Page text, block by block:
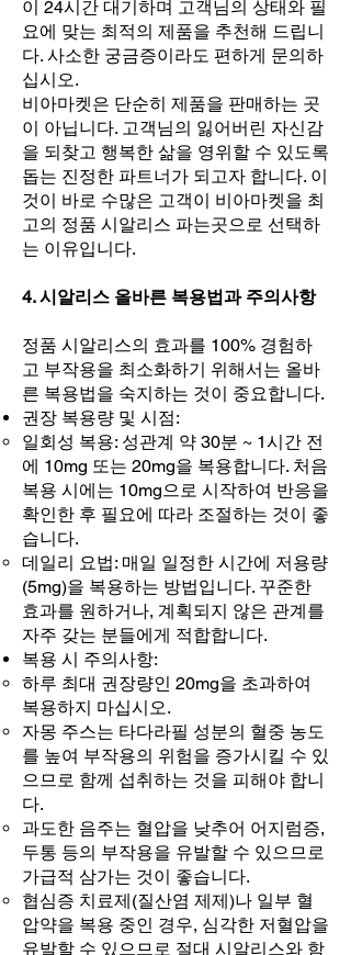
이 24시간 대기하며 고객님의 상태와 필
요에 맞는 최적의 제품을 추천해 드립니
다. 사소한 궁금증이라도 편하게 문의하
십시오.
비아마켓은 단순히 제품을 판매하는 곳
이 아닙니다. 고객님의 잃어버린 자신감
을 되찾고 행복한 삶을 영위할 수 있도록
돕는 진정한 파트너가 되고자 합니다. 이
것이 바로 수많은 고객이 비아마켓을 최
고의 정품 시알리스 파는곳으로 선택하
는 이유입니다.
4. 시알리스 올바른 복용법과 주의사항
정품 시알리스의 효과를 100% 경험하
고 부작용을 최소화하기 위해서는 올바
른 복용법을 숙지하는 것이 중요합니다.
권장 복용량 및 시점:
일회성 복용: 성관계 약 30분 ~ 1시간 전
에 10mg 또는 20mg을 복용합니다. 처음
복용 시에는 10mg으로 시작하여 반응을
확인한 후 필요에 따라 조절하는 것이 좋
습니다.
데일리 요법: 매일 일정한 시간에 저용량
(5mg)을 복용하는 방법입니다. 꾸준한
효과를 원하거나, 계획되지 않은 관계를
자주 갖는 분들에게 적합합니다.
복용 시 주의사항:
하루 최대 권장량인 20mg을 초과하여
복용하지 마십시오.
자몽 주스는 타다라필 성분의 혈중 농도
를 높여 부작용의 위험을 증가시킬 수 있
으므로 함께 섭취하는 것을 피해야 합니
다.
과도한 음주는 혈압을 낮추어 어지럼증,
두통 등의 부작용을 유발할 수 있으므로
가급적 삼가는 것이 좋습니다.
협심증 치료제(질산염 제제)나 일부 혈
압약을 복용 중인 경우, 심각한 저혈압을
유발할 수 있으므로 절대 시알리스와 함